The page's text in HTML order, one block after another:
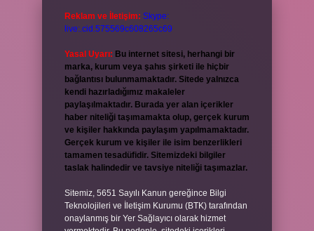
Reklam ve İletişim: Skype:
live:.cid.575569c608265c69
Yasal Uyarı: Bu internet sitesi, herhangi bir
marka, kurum veya şahıs şirketi ile hiçbir
bağlantısı bulunmamaktadır. Sitede yalnızca
kendi hazırladığımız makaleler
paylaşılmaktadır. Burada yer alan içerikler
haber niteliği taşımamakta olup, gerçek kurum
ve kişiler hakkında paylaşım yapılmamaktadır.
Gerçek kurum ve kişiler ile isim benzerlikleri
tamamen tesadüfidir. Sitemizdeki bilgiler
taslak halindedir ve tavsiye niteliği taşımazlar.
Sitemiz, 5651 Sayılı Kanun gereğince Bilgi
Teknolojileri ve İletişim Kurumu (BTK) tarafından
onaylanmış bir Yer Sağlayıcı olarak hizmet